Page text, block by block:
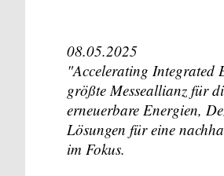
08.05.2025
"Accelerating Integrated
größte Messeallianz für
erneuerbare Energien,
Lösungen für eine
im Fokus.